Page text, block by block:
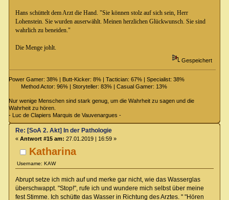
Hans schüttelt dem Arzt die Hand. "Sie können stolz auf sich sein, Herr
Lohenstein. Sie wurden auserwählt. Meinen herzlichen Glückwunsch. Sie sind
wahrlich zu beneiden."
Die Menge johlt.
Gespeichert
Power Gamer: 38% | Butt-Kicker: 8% | Tactician: 67% | Specialist: 38%
Method Actor: 96% | Storyteller: 83% | Casual Gamer: 13%
Nur wenige Menschen sind stark genug, um die Wahrheit zu sagen und die
Wahrheit zu hören.
- Luc de Clapiers Marquis de Vauvenargues -
Katharina
Username: KAW
Re: [SoA 2. Akt] In der Pathologie
« Antwort #15 am: 27.01.2019 | 16:59 »
Abrupt setze ich mich auf und merke gar nicht, wie das Wasserglas
überschwappt. "Stop!", rufe ich und wundere mich selbst über meine
fest Stimme. Ich schütte das Wasser in Richtung des Arztes. " "Hören